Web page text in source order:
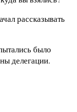
рассказывать
было
делегации.